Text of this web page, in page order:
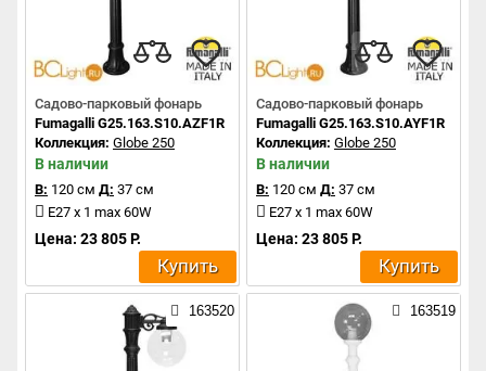
Садово-парковый фонарь
Fumagalli G25.163.S10.AZF1R
Коллекция: Globe 250
В наличии
В: 120 см Д: 37 см
E27 x 1 max 60W
Цена: 23 805 Р.
Купить
Садово-парковый фонарь
Fumagalli G25.163.S10.AYF1R
Коллекция: Globe 250
В наличии
В: 120 см Д: 37 см
E27 x 1 max 60W
Цена: 23 805 Р.
Купить
163520 163519